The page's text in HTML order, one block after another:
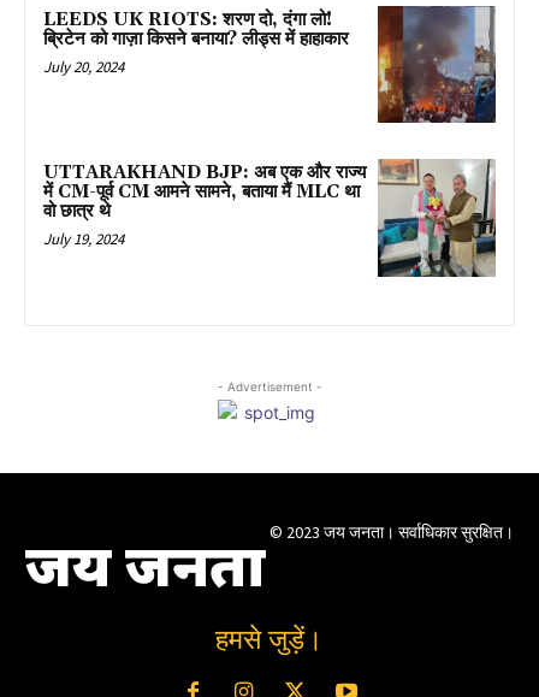
LEEDS UK RIOTS: शरण दो, दंगा लो!
ब्रिटेन को गाज़ा किसने बनाया? लीड्स में हाहाकार
July 20, 2024
UTTARAKHAND BJP: अब एक और राज्य
में CM-पूर्व CM आमने सामने, बताया मैं MLC था
वो छात्र थे
July 19, 2024
- Advertisement -
जय जनता © 2023 जय जनता। सर्वाधिकार सुरक्षित।
हमसे जुड़ें।